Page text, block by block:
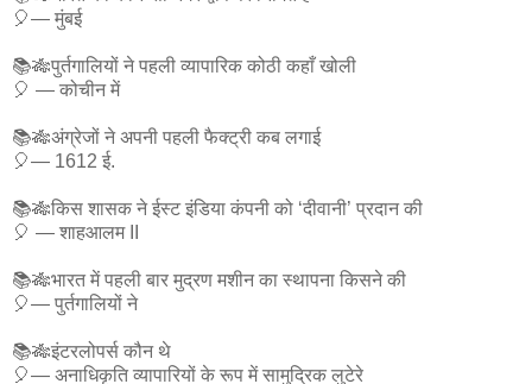
🎈— मुंबई
📚🎋पुर्तगालियों ने पहली व्यापारिक कोठी कहाँ खोली
🎈 — कोचीन में
📚🎋अंग्रेजों ने अपनी पहली फैक्ट्री कब लगाई
🎈— 1612 ई.
📚🎋किस शासक ने ईस्ट इंडिया कंपनी को ‘दीवानी’ प्रदान की
🎈 — शाहआलम II
📚🎋भारत में पहली बार मुद्रण मशीन का स्थापना किसने की
🎈— पुर्तगालियों ने
📚🎋इंटरलोपर्स कौन थे
🎈— अनाधिकृति व्यापारियों के रूप में सामुद्रिक लुटेरे